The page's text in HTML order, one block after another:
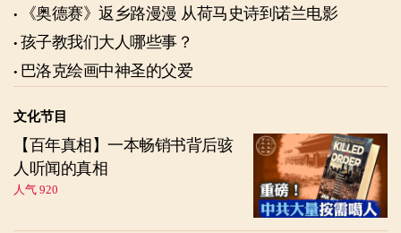
缘 《奥德赛》返乡路漫漫 从荷马史诗到诺兰电影
孩子教我们大人哪些事？
巴洛克绘画中神圣的父爱
文化节目
【百年真相】一本畅销书背后骇
人听闻的真相
人气 920